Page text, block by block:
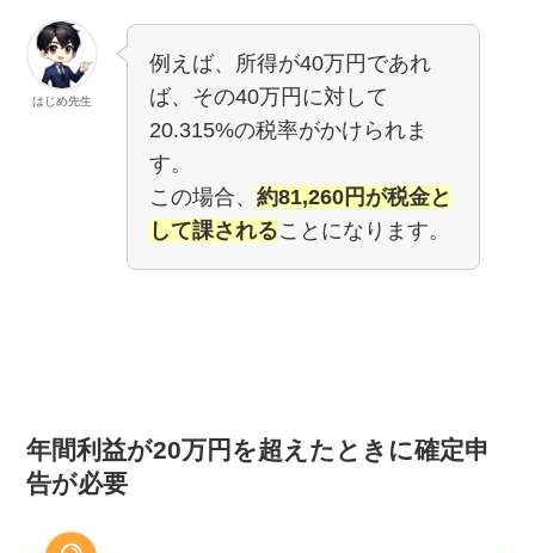
はじめ先生
例えば、所得が40万円であれ
ば、その40万円に対して
20.315%の税率がかけられま
す。
この場合、約81,260円が税金と
して課されることになります。
年間利益が20万円を超えたときに確定申
告が必要